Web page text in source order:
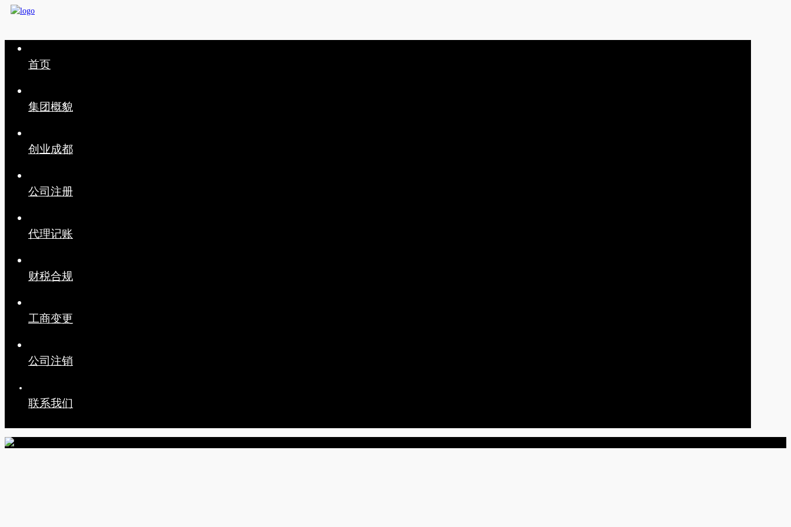
首页
集团概貌
创业成都
公司注册
代理记账
财税合规
工商变更
公司注销
联系我们